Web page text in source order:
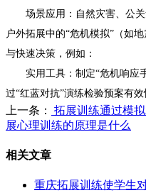
场景应用：自然灾害、公关
户外拓展中的“危机模拟”（如
与快速决策，例如：
实用工具：制定“危机响应手
过“红蓝对抗”演练检验预案有效
上一条： 拓展训练通过模
展心理训练的原理是什么
相关文章
重庆拓展训练使学生